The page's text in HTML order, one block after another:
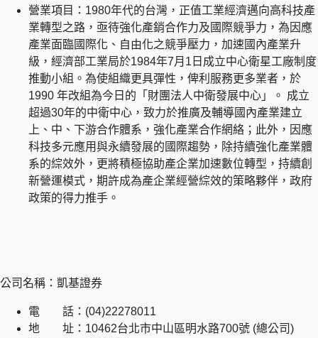
營業項目：1980年代的台灣，正值工業經濟邁向高科技產
業轉型之路，亟待強化產銷合作力及國際競爭力，為因應
產業面臨國際化、自由化之競爭壓力，加速國內產業升
級，經濟部工業局於1984年7月1日成立中心衛星工廠制度
推動小組。為使組織更具彈性，俾利服務更多業者，於
1990 年改組為今日的「財團法人中衛發展中心」。 成立
超過30年的中衛中心，致力於推廣及輔導國內產業建立
上、中、下游合作體系，強化產業合作網絡；此外，因應
科技多元應用與永續發展的國際趨勢，除持續強化產業體
系的綜效外，更將積極協助產企業加速數位轉型，持續創
新營運模式，期許成為產企業經營綜效的策略夥伴，政府
政策的得力推手。
公司名稱：凱基證券
電 話：(04)22278011
地 址：10462台北市中山區明水路700號 (總公司)